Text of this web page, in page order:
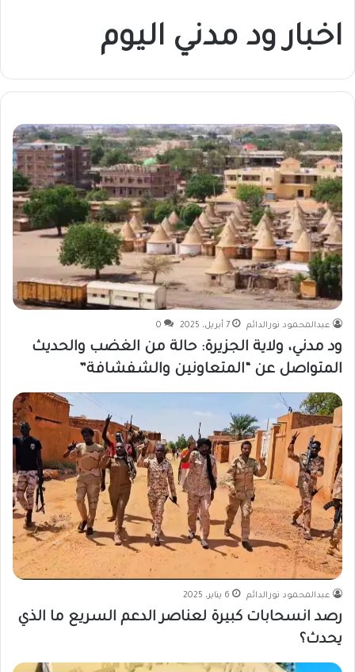
اخبار ود مدني اليوم
عبدالمحمود نورالدائم 7 أبريل، 2025 0
ود مدني، ولاية الجزيرة: حالة من الغضب والحديث
المتواصل عن “المتعاونين والشفشافة”
عبدالمحمود نورالدائم 6 يناير، 2025
رصد انسحابات كبيرة لعناصر الدعم السريع ما الذي
يحدث؟